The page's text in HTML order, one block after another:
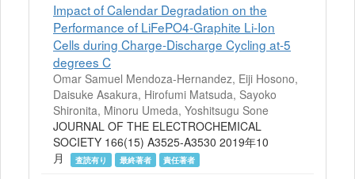
Impact of Calendar Degradation on the
Performance of LiFePO4-Graphite Li-Ion
Cells during Charge-Discharge Cycling at-5
degrees C
Omar Samuel Mendoza-Hernandez, Eiji Hosono,
Daisuke Asakura, Hirofumi Matsuda, Sayoko
Shironita, Minoru Umeda, Yoshitsugu Sone
JOURNAL OF THE ELECTROCHEMICAL
SOCIETY 166(15) A3525-A3530 2019年10
月
査読有り 最終著者 責任著者